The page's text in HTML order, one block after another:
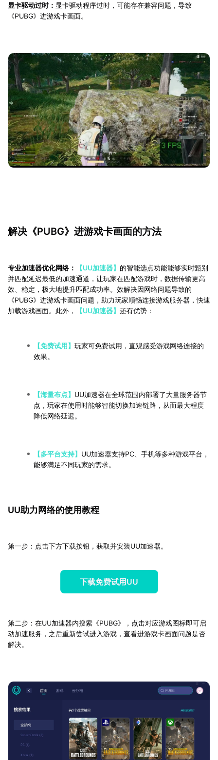
显卡驱动过时： 显卡驱动程序过时，可能存在兼容问题，导致
《PUBG》进游戏卡画面。
解决《PUBG》进游戏卡画面的方法
专业加速器优化网络： 【UU加速器】 的智能选点功能能够实时甄别
并匹配延迟最低的加速通道，让玩家在匹配游戏时，数据传输更高
效、稳定，极大地提升匹配成功率。效解决因网络问题导致的
《PUBG》进游戏卡画面问题，助力玩家顺畅连接游戏服务器，快速
加载游戏画面。此外，
【UU加速器】 还有优势：
【免费试用】 玩家可免费试用，直观感受游戏网络连接的
效果。
【海量布点】 UU加速器在全球范围内部署了大量服务器节
点，玩家在使用时能够智能切换加速链路，从而最大程度
降低网络延迟。
【多平台支持】 UU加速器支持PC、手机等多种游戏平台，
能够满足不同玩家的需求。
UU助力网络的使用教程
第一步：点击下方下载按钮，获取并安装UU加速器。
下载免费试用UU
第二步：在UU加速器内搜索《PUBG》，点击对应游戏图标即可启
动加速服务，之后重新尝试进入游戏，查看进游戏卡画面问题是否
解决。